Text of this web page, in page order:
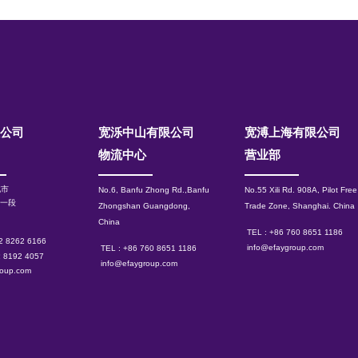
司
段
8262 6166
8192 4057
宽泺中山有限公司
物流中心
No.6, Banfu Zhong Rd.,Banfu
Zhongshan Guangdong,
China
TEL : +86 760 8651 1186
info@efaygroup.com
​宽溥上海有限公司
营业部
No.55 Xili Rd. 908A, Pilot Free
Trade Zone, Shanghai.China
TEL : +86 760 8651 1186
info@efaygroup.com